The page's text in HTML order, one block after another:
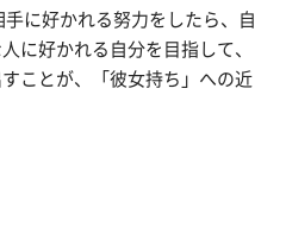
に好かれる努力をしたら、自
に好かれる自分を目指して、
ことが、「彼女持ち」への近